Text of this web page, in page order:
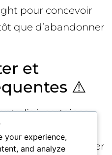
pour concevoir
que d’abandonner
et
⚠️
certaines
fausser vos
vous fera gagner
your experience,
and analyze